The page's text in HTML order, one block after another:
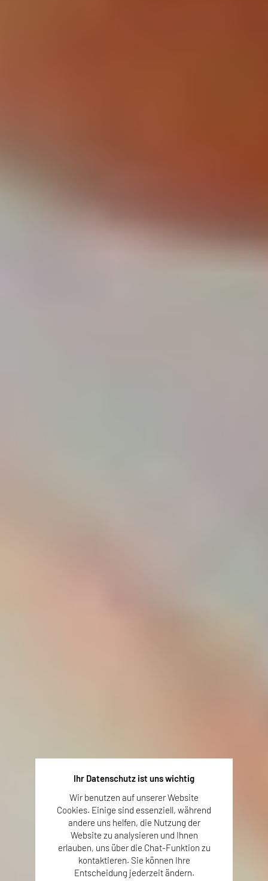
Ihr Datenschutz ist uns wichtig
Wir benutzen auf unserer Website
Cookies. Einige sind essenziell, während
andere uns helfen, die Nutzung der
Website zu analysieren und Ihnen
erlauben, uns über die Chat-Funktion zu
kontaktieren. Sie können Ihre
Entscheidung jederzeit ändern.